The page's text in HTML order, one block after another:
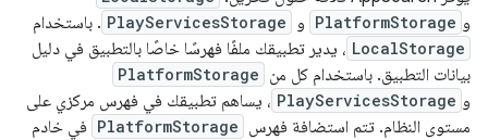
و PlatformStorage و PlayServicesStorage . باستخدام
LocalStorage ، يدير تطبيقك ملفًا فهرسًا خاصًا بالتطبيق في دليل
بيانات التطبيق. باستخدام كل من PlatformStorage
و PlayServicesStorage ، يساهم تطبيقك في فهرس مركزي على
مستوى النظام. تتم استضافة فهرس PlatformStorage في خادم